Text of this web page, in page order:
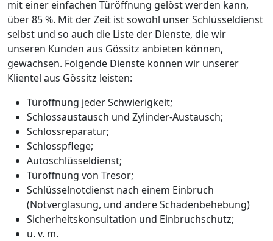
mit einer einfachen Türöffnung gelöst werden kann,
über 85 %. Mit der Zeit ist sowohl unser Schlüsseldienst
selbst und so auch die Liste der Dienste, die wir
unseren Kunden aus Gössitz anbieten können,
gewachsen. Folgende Dienste können wir unserer
Klientel aus Gössitz leisten:
Türöffnung jeder Schwierigkeit;
Schlossaustausch und Zylinder-Austausch;
Schlossreparatur;
Schlosspflege;
Autoschlüsseldienst;
Türöffnung von Tresor;
Schlüsselnotdienst nach einem Einbruch
(Notverglasung, und andere Schadenbehebung)
Sicherheitskonsultation und Einbruchschutz;
u. v. m.